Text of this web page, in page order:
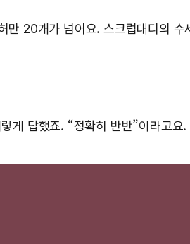
20개가 넘어요. 스크럽대디의
게 답했죠. “정확히 반반”이라고요.